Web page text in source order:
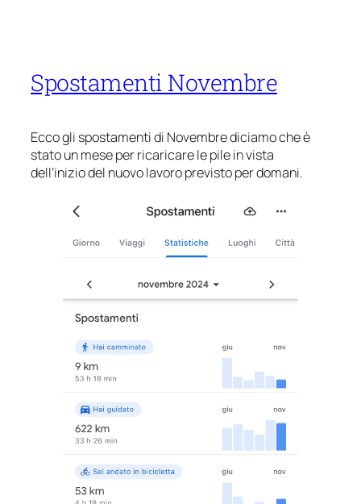
Spostamenti Novembre
Ecco gli spostamenti di Novembre diciamo che è
stato un mese per ricaricare le pile in vista
dell’inizio del nuovo lavoro previsto per domani.